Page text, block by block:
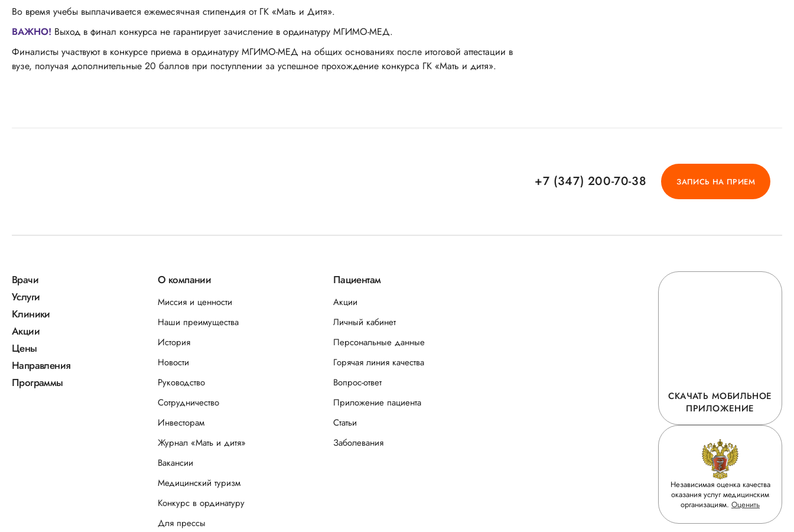
Во время учебы выплачивается ежемесячная стипендия от ГК «Мать и Дитя».
ВАЖНО! Выход в финал конкурса не гарантирует зачисление в ординатуру МГИМО-МЕД.
Финалисты участвуют в конкурсе приема в ординатуру МГИМО-МЕД на общих основаниях после итоговой аттестации в
вузе, получая дополнительные 20 баллов при поступлении за успешное прохождение конкурса ГК «Мать и дитя».
+7 (347) 200-70-38 ЗАПИСЬ НА ПРИЕМ
Врачи
Услуги
Клиники
Акции
Цены
Направления
Программы
О компании
Миссия и ценности
Наши преимущества
История
Новости
Руководство
Сотрудничество
Инвесторам
Журнал «Мать и дитя»
Вакансии
Медицинский туризм
Конкурс в ординатуру
Для прессы
Пациентам
Акции
Личный кабинет
Персональные данные
Горячая линия качества
Вопрос-ответ
Приложение пациента
Статьи
Заболевания
СКАЧАТЬ МОБИЛЬНОЕ
ПРИЛОЖЕНИЕ
Независимая оценка качества
оказания услуг медицинским
организациям. Оценить